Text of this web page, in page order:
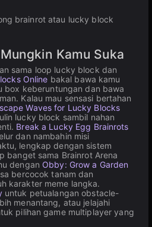
brainrot atau lucky block
Kamu Suka
sama loop lucky block dan
Online bakal bawa kamu
box keberuntungan dan bawa
Kalau mau sensasi bertahan
Waves for Lucky Blocks
lucky block sambil nahan
Break a Lucky Egg Brainrots
dan nambahin misi
lengkap dengan sistem
banget sama Brainrot Arena
dengan Obby: Grow a Garden
bercocok tanam dan
karakter meme langka.
untuk petualangan obstacle-
menantang, atau jelajahi
pilihan game multiplayer yang